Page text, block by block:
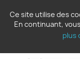
Ce site utilise des
En continuant,
plus